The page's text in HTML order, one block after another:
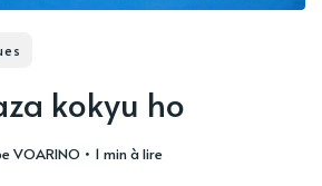
kokyu ho
VOARINO • 1 min à lire